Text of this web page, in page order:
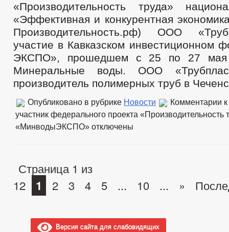
«Производительность труда»
«Эффективная и конкурентная
Производительность.рф) ООО
участие в Кавказском инвестиционном
ЭКСПО», прошедшем с 25 по 27 мая
Минеральные воды. ООО
производитель полимерных труб в
Опубликовано в рубрике Новости Комментарии
участник федерального проекта «Производительность
«МинводыЭКСПО» отключены
Страница 1 из
12
1 2 3 4 5 ... 10 ... »
Версия сайта для слабовидящих